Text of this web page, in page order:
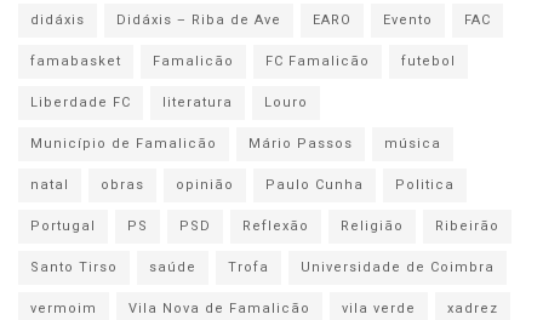
didáxis
Didáxis – Riba de Ave EARO Evento
FAC
famabasket
Famalicão FC Famalicão
futebol
Liberdade FC
literatura
Louro
Município de Famalicão
Mário Passos
música
natal
obras opinião Paulo Cunha
Politica
Portugal
PS PSD Reflexão Religião
Ribeirão
Santo Tirso
saúde Trofa
Universidade de Coimbra
vermoim
Vila Nova de Famalicão vila verde xadrez